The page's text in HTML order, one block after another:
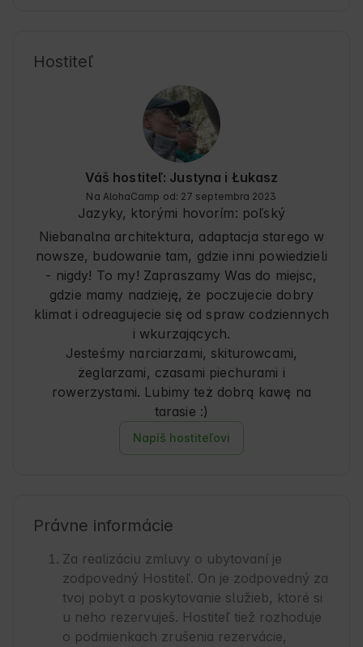
zarówno przed jak i w trakcie pobytu, odpisywali
rozwiązywali drobne problemy. Bardzo
Hostiteľ
Váš hostiteľ: Justyna i Łukasz
Na AlohaCamp od: 27 septembra 2023
Jazyky, ktorými hovorím: poľský
Niebanalna architektura, adaptacja starego w
nowsze, budowanie tam, gdzie inni powiedzieli
- nigdy! To my! Zapraszamy Was do miejsc,
gdzie mamy nadzieję, że poczujecie dobry
klimat i odreagujecie się od spraw codziennych
i wkurzających.
Jesteśmy narciarzami, skiturowcami,
żeglarzami, czasami piechurami i
rowerzystami. Lubimy też dobrą kawę na
tarasie :)
Napíš hostiteľovi
Právne informácie
Za realizáciu zmluvy o ubytovaní je
zodpovedný Hostiteľ. On je zodpovedný za
tvoj pobyt a poskytovanie služieb, ktoré si
u neho rezervuješ. Hostiteľ tiež rozhoduje
o podmienkach zrušenia rezervácie,